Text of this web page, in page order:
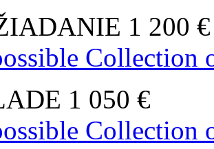
1 200 €
Collection
1 050 €
Collection